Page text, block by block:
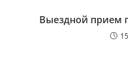
Выездной прием